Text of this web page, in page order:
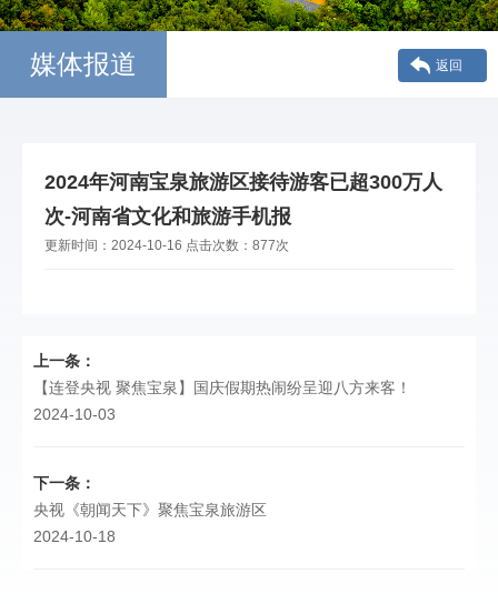
媒体报道 返回
2024年河南宝泉旅游区接待游客已超300万人
次-河南省文化和旅游手机报
更新时间： 2024-10-16 点击次数： 877次
上一条：
【连登央视 聚焦宝泉】国庆假期热闹纷呈迎八方来客！
2024-10-03
下一条：
央视《朝闻天下》聚焦宝泉旅游区
2024-10-18